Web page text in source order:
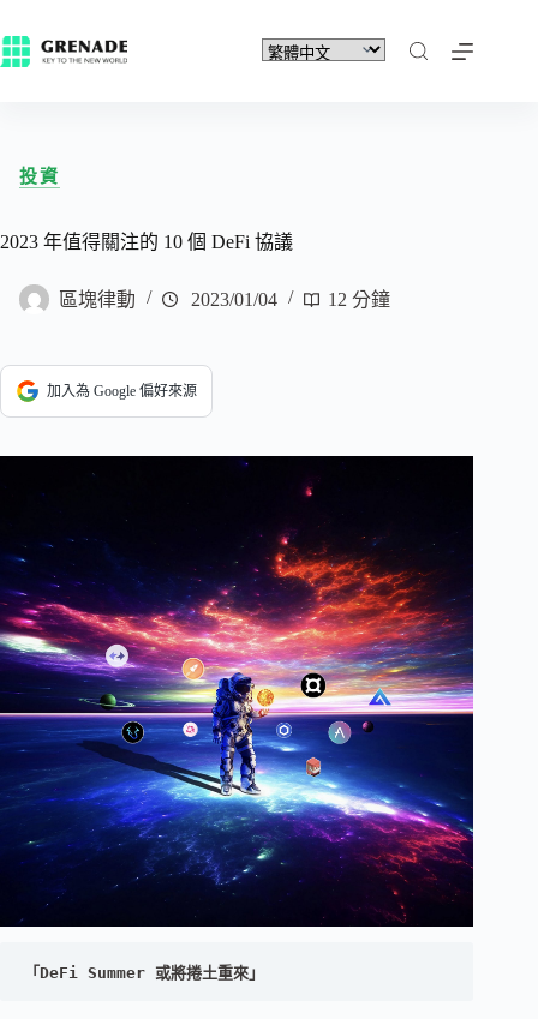
投資
2023 年值得關注的 10 個 DeFi 協議
區塊律動 2023/01/04 12 分鐘
加入為 Google 偏好來源
「DeFi Summer 或將捲土重來」